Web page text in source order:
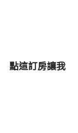
點這訂房讓我